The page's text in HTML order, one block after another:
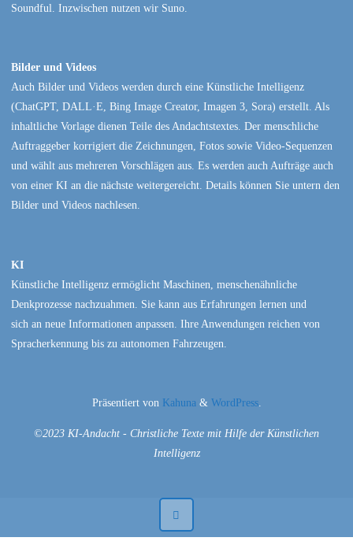
Soundful. Inzwischen nutzen wir Suno.
Bilder und Videos
Auch Bilder und Videos werden durch eine Künstliche Intelligenz
(ChatGPT, DALL·E, Bing Image Creator, Imagen 3, Sora) erstellt. Als
inhaltliche Vorlage dienen Teile des Andachtstextes. Der menschliche
Auftraggeber korrigiert die Zeichnungen, Fotos sowie Video-Sequenzen
und wählt aus mehreren Vorschlägen aus. Es werden auch Aufträge auch
von einer KI an die nächste weitergereicht. Details können Sie untern den
Bilder und Videos nachlesen.
KI
Künstliche Intelligenz ermöglicht Maschinen, menschenähnliche
Denkprozesse nachzuahmen. Sie kann aus Erfahrungen lernen und
sich an neue Informationen anpassen. Ihre Anwendungen reichen von
Spracherkennung bis zu autonomen Fahrzeugen.
Präsentiert von Kahuna & WordPress.
©2023 KI-Andacht - Christliche Texte mit Hilfe der Künstlichen
Intelligenz